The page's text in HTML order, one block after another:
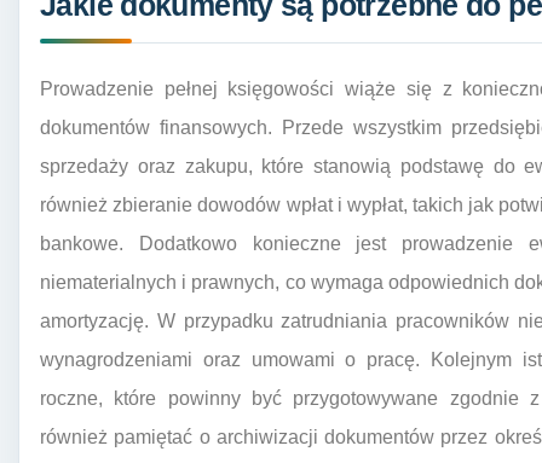
Prowadzenie pełnej księgowości wiąże się z
dokumentów finansowych. Przede wszystkim
sprzedaży oraz zakupu, które stanowią podstawę do
również zbieranie dowodów wpłat i wypłat, takich jak
bankowe. Dodatkowo konieczne jest prowadzenie
niematerialnych i prawnych, co wymaga odpowiednich
amortyzację. W przypadku zatrudniania pracowników
wynagrodzeniami oraz umowami o pracę. Kolejnym
roczne, które powinny być przygotowywane zgodnie
również pamiętać o archiwizacji dokumentów przez